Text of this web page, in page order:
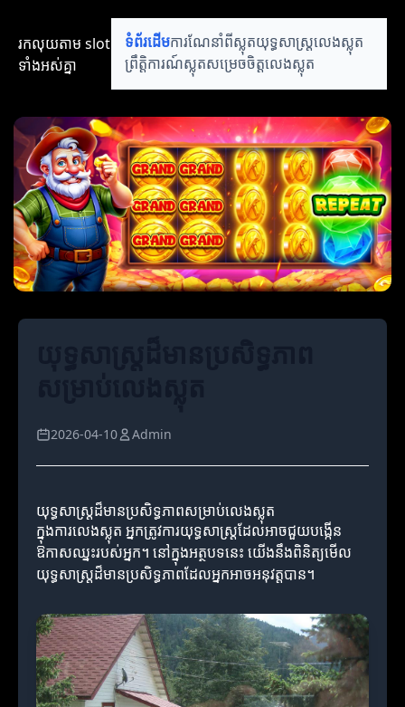
រកលុយតាម​ slot​​
ទាំងអស់គ្នា
ទំព័រដើមការណែនាំពីស្លុតយុទ្ធសាស្ត្រលេងស្លុត
ព្រឹត្តិការណ៍ស្លុតសម្រេចចិត្តលេងស្លុត
2026-04-10 Admin
យុទ្ធសាស្ត្រដ៏មានប្រសិទ្ធភាពសម្រាប់លេងស្លុត
ក្នុងការលេងស្លុត អ្នកត្រូវការយុទ្ធសាស្ត្រដែលអាចជួយបង្កើន
ឱកាសឈ្នះរបស់អ្នក។ នៅក្នុងអត្ថបទនេះ យើងនឹងពិនិត្យមើល
យុទ្ធសាស្ត្រដ៏មានប្រសិទ្ធភាពដែលអ្នកអាចអនុវត្តបាន។